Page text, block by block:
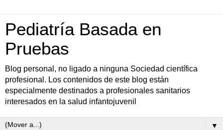
Pediatría Basada en
Pruebas
Blog personal, no ligado a ninguna Sociedad científica
profesional. Los contenidos de este blog están
especialmente destinados a profesionales sanitarios
interesados en la salud infantojuvenil
▼